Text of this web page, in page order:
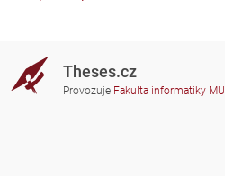
Theses.cz
Provozuje Fakulta informatiky MU